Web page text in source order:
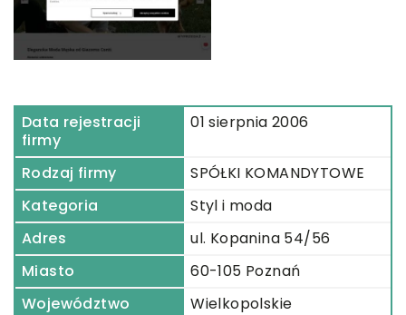
Data rejestracji
firmy
01 sierpnia 2006
Rodzaj firmy
SPÓŁKI KOMANDYTOWE
Kategoria
Styl i moda
Adres
ul. Kopanina 54/56
Miasto
60-105 Poznań
Województwo
Wielkopolskie